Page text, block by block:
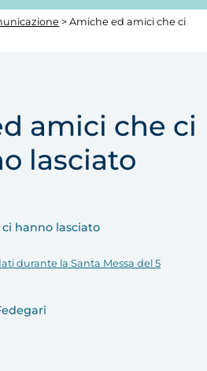
> Amiche ed amici che ci
amici che ci
lasciato
hanno lasciato
durante la Santa Messa del 5